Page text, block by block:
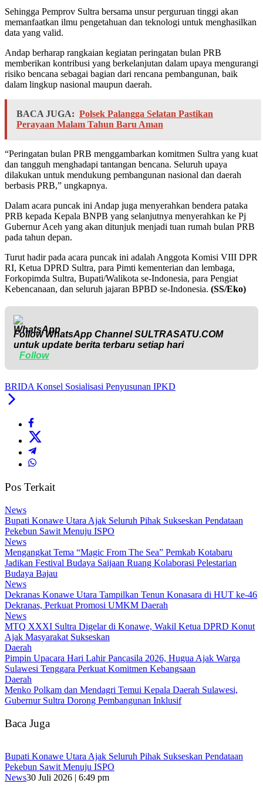
Sehingga Pemprov Sultra bersama unsur perguruan tinggi akan
memanfaatkan ilmu pengetahuan dan teknologi untuk menghasilkan
data yang valid.
Andap berharap rangkaian kegiatan peringatan bulan PRB
memberikan kontribusi yang berkelanjutan dalam upaya mengurangi
risiko bencana sebagai bagian dari rencana pembangunan, baik
dalam lingkup nasional maupun daerah.
BACA JUGA: Polsek Palangga Selatan Pastikan
Perayaan Malam Tahun Baru Aman
“Peringatan bulan PRB menggambarkan komitmen Sultra yang kuat
dan tangguh menghadapi tantangan bencana. Seluruh upaya
dilakukan untuk mendukung pembangunan nasional dan daerah
berbasis PRB,” ungkapnya.
Dalam acara puncak ini Andap juga menyerahkan bendera pataka
PRB kepada Kepala BNPB yang selanjutnya menyerahkan ke Pj
Gubernur Aceh yang akan ditunjuk menjadi tuan rumah bulan PRB
pada tahun depan.
Turut hadir pada acara puncak ini adalah Anggota Komisi VIII DPR
RI, Ketua DPRD Sultra, para Pimti kementerian dan lembaga,
Forkopimda Sultra, Bupati/Walikota se-Indonesia, para Pengiat
Kebencanaan, dan seluruh jajaran BPBD se-Indonesia. (SS/Eko)
Follow WhatsApp ChannelSULTRASATU.COM
untuk update berita terbaru setiap hari
Follow
BRIDA Konsel Sosialisasi Penyusunan IPKD
Pos Terkait
News
Bupati Konawe Utara Ajak Seluruh Pihak Sukseskan Pendataan
Pekebun Sawit Menuju ISPO
News
Mengangkat Tema “Magic From The Sea” Pemkab Kotabaru
Jadikan Festival Budaya Saijaan Ruang Kolaborasi Pelestarian
Budaya Bajau
News
Dekranas Konawe Utara Tampilkan Tenun Konasara di HUT ke-46
Dekranas, Perkuat Promosi UMKM Daerah
News
MTQ XXXI Sultra Digelar di Konawe, Wakil Ketua DPRD Konut
Ajak Masyarakat Sukseskan
Daerah
Pimpin Upacara Hari Lahir Pancasila 2026, Hugua Ajak Warga
Sulawesi Tenggara Perkuat Komitmen Kebangsaan
Daerah
Menko Polkam dan Mendagri Temui Kepala Daerah Sulawesi,
Gubernur Sultra Dorong Pembangunan Inklusif
Baca Juga
Bupati Konawe Utara Ajak Seluruh Pihak Sukseskan Pendataan
Pekebun Sawit Menuju ISPO
News30 Juli 2026 | 6:49 pm